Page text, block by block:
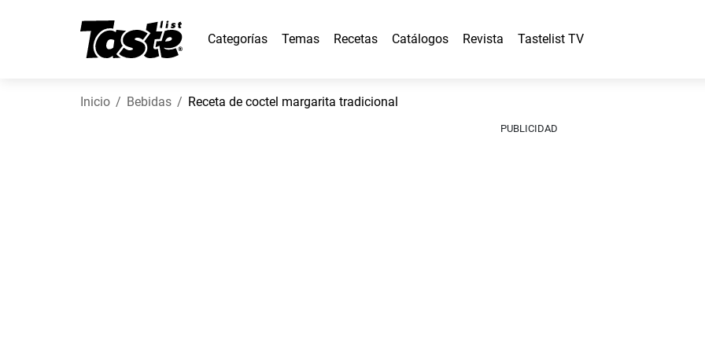
Categorías Temas Recetas Catálogos Revista Tastelist TV
Inicio Bebidas Receta de coctel margarita tradicional
PUBLICIDAD